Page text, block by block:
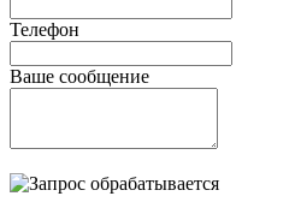
Телефон
Ваше сообщение